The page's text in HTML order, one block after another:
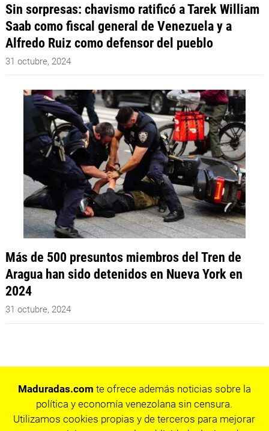
Sin sorpresas: chavismo ratificó a Tarek William
Saab como fiscal general de Venezuela y a
Alfredo Ruiz como defensor del pueblo
31 octubre, 2024
Más de 500 presuntos miembros del Tren de
Aragua han sido detenidos en Nueva York en
2024
31 octubre, 2024
Maduradas.com te ofrece además noticias sobre la
política y economía venezolana sin censura.
Utilizamos cookies propias y de terceros para mejorar